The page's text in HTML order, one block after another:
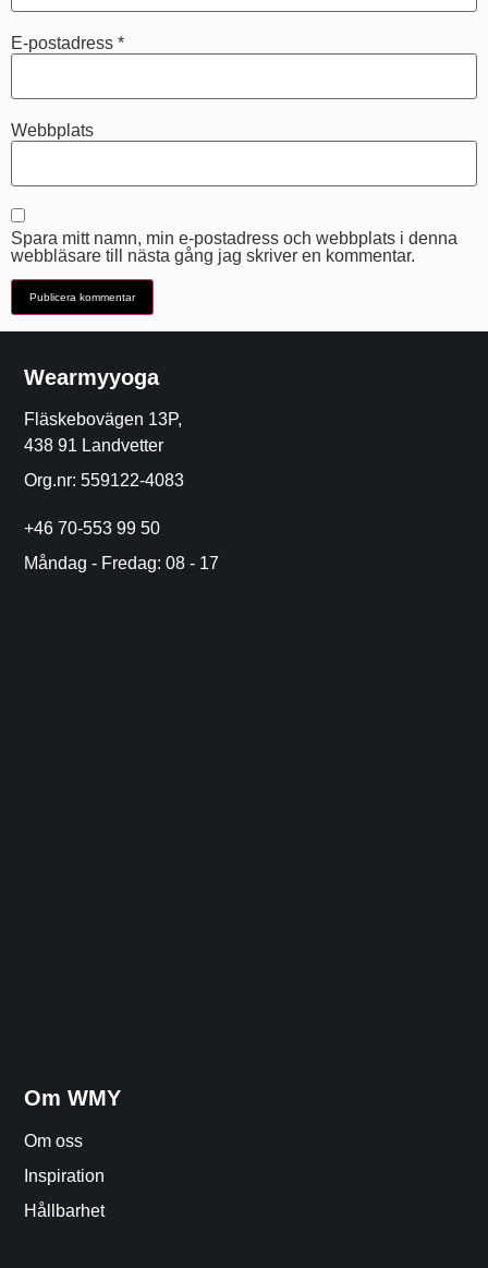
E-postadress *
Webbplats
Spara mitt namn, min e-postadress och webbplats i denna
webbläsare till nästa gång jag skriver en kommentar.
Wearmyyoga
Fläskebovägen 13P,
438 91 Landvetter
Org.nr: 559122-4083
+46 70-553 99 50
Måndag - Fredag: 08 - 17
Om WMY
Om oss
Inspiration
Hållbarhet